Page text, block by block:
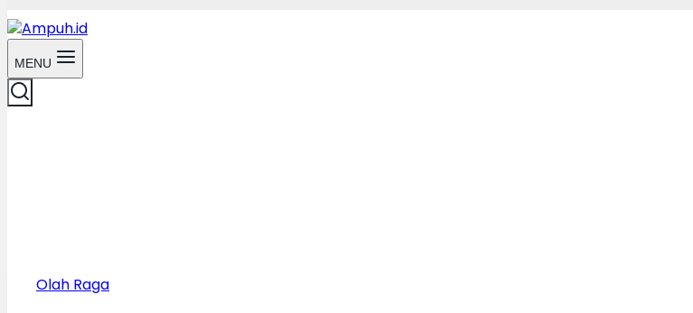
MENU
Olah Raga